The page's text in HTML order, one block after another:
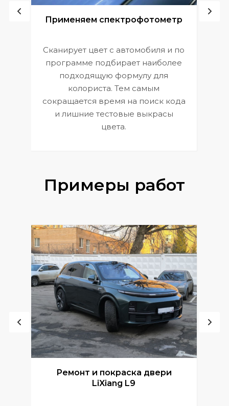
Применяем спектрофотометр
Сканирует цвет с автомобиля и по
программе подбирает наиболее
подходящую формулу для
колориста. Тем самым
сокращается время на поиск кода
и лишние тестовые выкрасы
цвета.
Примеры работ
Ремонт и покраска двери
LiXiang L9